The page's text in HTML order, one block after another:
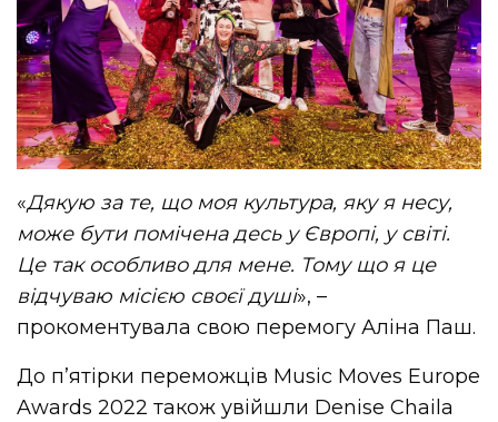
«Дякую за те, що моя культура, яку я несу,
може бути помічена десь у Європі, у світі.
Це так особливо для мене. Тому що я це
відчуваю місією своєї душі», –
прокоментувала свою перемогу Аліна Паш.
До п’ятірки переможців Music Moves Europe
Awards 2022 також увійшли Denise Chaila